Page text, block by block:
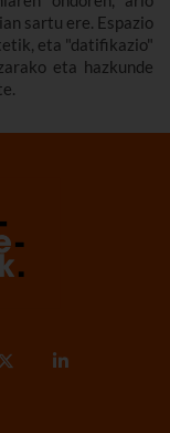
sartu ere. Espazio
eta "datifikazio"
eta hazkunde